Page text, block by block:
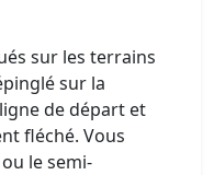
sur les terrains
sur la
de départ et
fléché. Vous
le semi-